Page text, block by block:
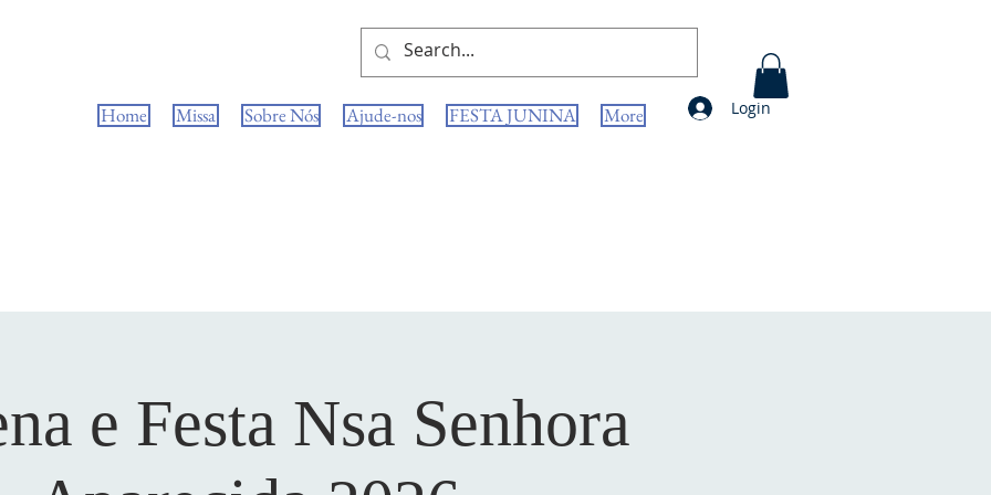
Home Missa Sobre Nós Ajude-nos FESTA JUNINA More Login
e Festa Nsa Senhora